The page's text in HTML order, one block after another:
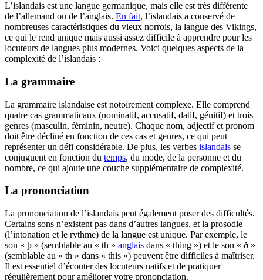
L’islandais est une langue germanique, mais elle est très différente
de l’allemand ou de l’anglais. En fait, l’islandais a conservé de
nombreuses caractéristiques du vieux norrois, la langue des Vikings,
ce qui le rend unique mais aussi assez difficile à apprendre pour les
locuteurs de langues plus modernes. Voici quelques aspects de la
complexité de l’islandais :
La grammaire
La grammaire islandaise est notoirement complexe. Elle comprend
quatre cas grammaticaux (nominatif, accusatif, datif, génitif) et trois
genres (masculin, féminin, neutre). Chaque nom, adjectif et pronom
doit être décliné en fonction de ces cas et genres, ce qui peut
représenter un défi considérable. De plus, les verbes islandais se
conjuguent en fonction du temps, du mode, de la personne et du
nombre, ce qui ajoute une couche supplémentaire de complexité.
La prononciation
La prononciation de l’islandais peut également poser des difficultés.
Certains sons n’existent pas dans d’autres langues, et la prosodie
(l’intonation et le rythme) de la langue est unique. Par exemple, le
son « þ » (semblable au « th » anglais dans « thing ») et le son « ð »
(semblable au « th » dans « this ») peuvent être difficiles à maîtriser.
Il est essentiel d’écouter des locuteurs natifs et de pratiquer
régulièrement pour améliorer votre prononciation.